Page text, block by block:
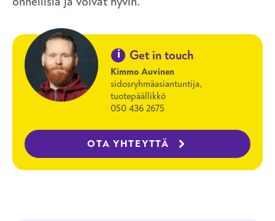
i Get in touch
Kimmo Auvinen
sidosryhmäasiantuntija,
tuotepäällikkö
050 436 2675
OTA YHTEYTTÄ